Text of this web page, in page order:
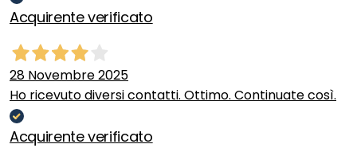
Acquirente verificato
28 Novembre 2025
Ho ricevuto diversi contatti. Ottimo. Continuate così.
Acquirente verificato